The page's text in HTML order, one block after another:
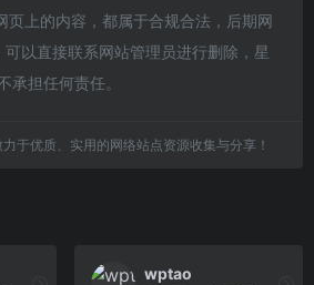
上的内容，都属于合规合法，后期网
以直接联系网站管理员进行删除，星
承担任何责任。
于优质、实用的网络站点资源收集与分享！
wptao